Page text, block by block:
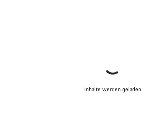
Inhalte werden geladen